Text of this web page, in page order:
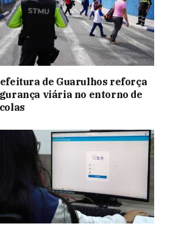
de Guarulhos reforça
viária no entorno de